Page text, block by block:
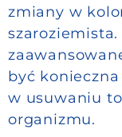
zmiany w
być
w usuwaniu
organizmu.